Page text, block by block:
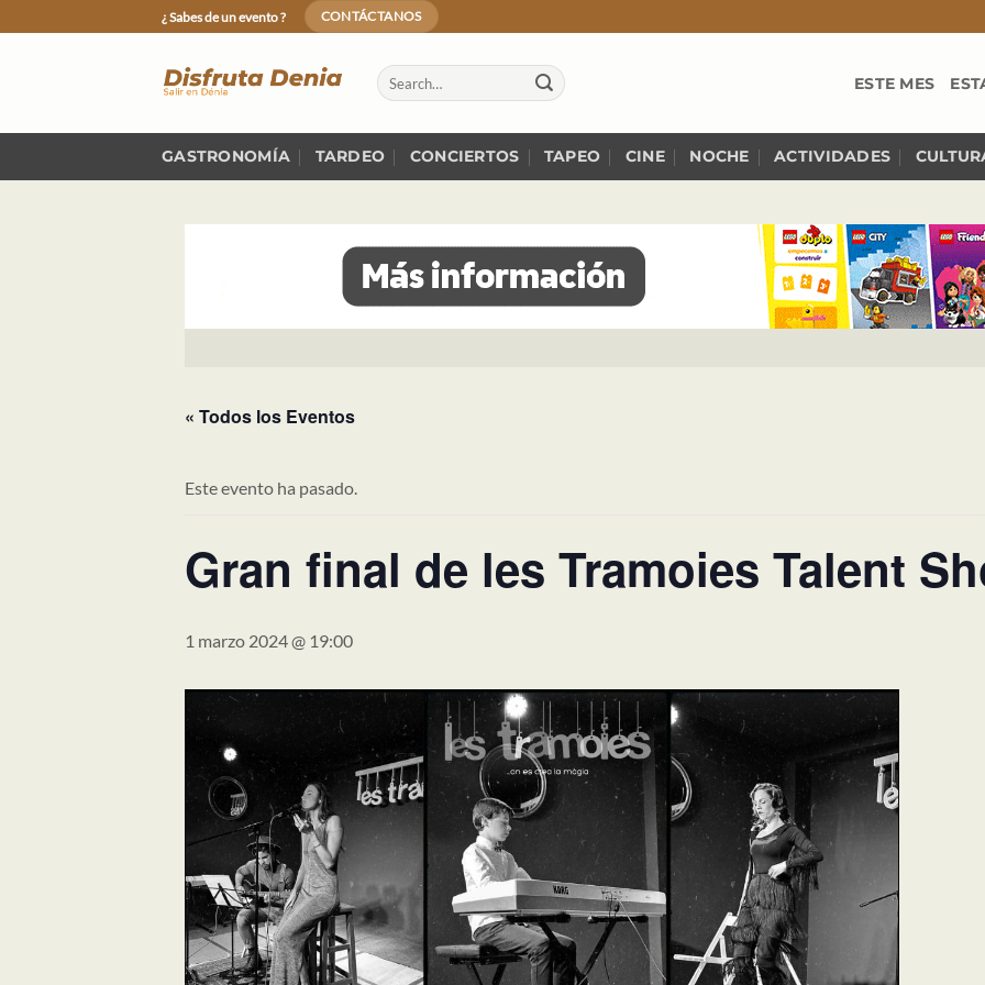
to
¿ Sabes de un evento ? CONTÁCTANOS
ESTE MES
GASTRONOMÍA TARDEO CONCIERTOS TAPEO CINE NOCHE ACTIVIDADES
« Todos los Eventos
Este evento ha pasado.
Gran final de les Tramoies Talent
1 marzo 2024 @ 19:00